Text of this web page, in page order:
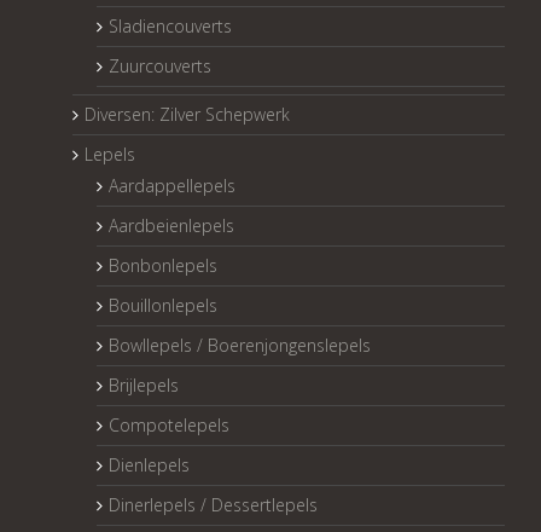
Sladiencouverts
Zuurcouverts
Diversen: Zilver Schepwerk
Lepels
Aardappellepels
Aardbeienlepels
Bonbonlepels
Bouillonlepels
Bowllepels / Boerenjongenslepels
Brijlepels
Compotelepels
Dienlepels
Dinerlepels / Dessertlepels